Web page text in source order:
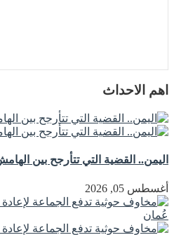
اهم الاحداث
اليمن.. القضية التي تتأرجح بين
أغسطس 05, 2026